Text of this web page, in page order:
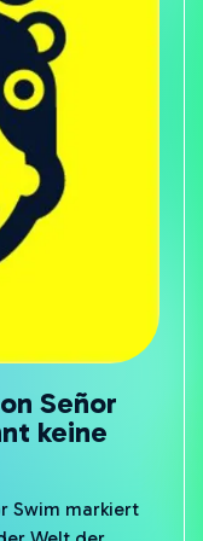
Señor
keine
Welt der